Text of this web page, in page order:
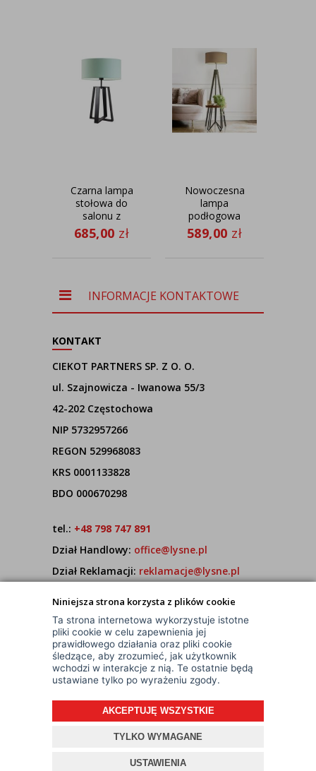
Niniejsza strona korzysta z plików cookie
Ta strona internetowa wykorzystuje istotne
pliki cookie w celu zapewnienia jej
prawidłowego działania oraz pliki cookie
śledzące, aby zrozumieć, jak użytkownik
wchodzi w interakcje z nią. Te ostatnie będą
ustawiane tylko po wyrażeniu zgody.
AKCEPTUJĘ WSZYSTKIE
TYLKO WYMAGANE
USTAWIENIA
Czarna lampa
stołowa do
salonu z
miętowym
abażurem
685,00 zł
Nowoczesna
lampa
podłogowa
do salonu
HAITI
589,00 zł
INFORMACJE KONTAKTOWE
KONTAKT
CIEKOT PARTNERS SP. Z O. O.
ul. Szajnowicza - Iwanowa 55/3
42-202 Częstochowa
NIP 5732957266
REGON 529968083
KRS 0001133828
BDO 000670298
tel.: +48 798 747 891
Dział Handlowy: office@lysne.pl
Dział Reklamacji: reklamacje@lysne.pl
7:00 - 15:00
© Wszelkie Prawa Zastrzeżone
Projekt i oprogramowanie sklepu: